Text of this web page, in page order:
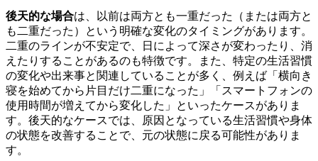
後天的な場合は、以前は両方とも一重だった（または両方と
も二重だった）という明確な変化のタイミングがあります。
二重のラインが不安定で、日によって深さが変わったり、消
えたりすることがあるのも特徴です。また、特定の生活習慣
の変化や出来事と関連していることが多く、例えば「横向き
寝を始めてから片目だけ二重になった」「スマートフォンの
使用時間が増えてから変化した」といったケースがありま
す。後天的なケースでは、原因となっている生活習慣や身体
の状態を改善することで、元の状態に戻る可能性がありま
す。